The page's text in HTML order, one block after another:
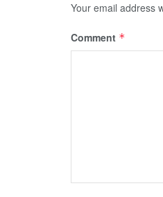
Your email address
Comment *